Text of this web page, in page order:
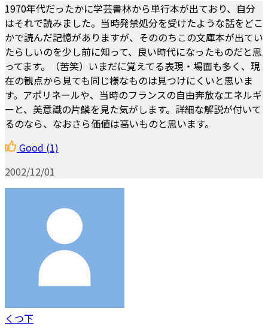
1970年代だったかに学芸書林から単行本が出ており、自分
はそれで読みました。当時発禁処分を受けたような話をどこ
かで読んだ記憶がありますが、そののちこの文庫本が出てい
たらしいのを少し前に知って、良い時代になったものだと思
ってます。（苦笑）いまだに覚えてる表現・場面も多く、現
在の観点から見ても同じ様なものは見つけにくいと思いま
す。アポリネールや、当時のフランスの自由奔放なエネルギ
ーと、美意識の片鱗を見た気がします。詳細な解説が付いて
るのなら、なおさら価値は高いものと思います。
Good (1)
2002/12/01
くつ下